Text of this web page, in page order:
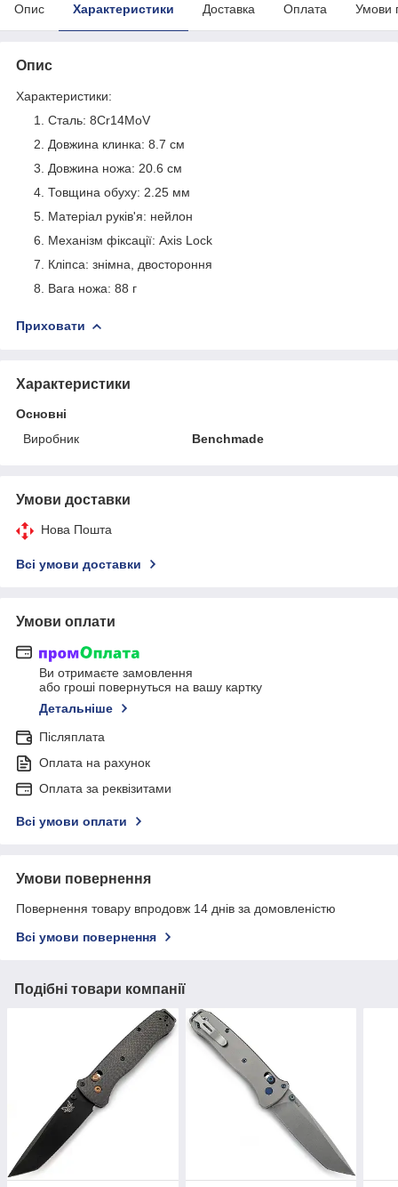
Опис Характеристики Доставка Оплата Умови
Опис
Характеристики:
Сталь: 8Cr14MoV
Довжина клинка: 8.7 см
Довжина ножа: 20.6 см
Товщина обуху: 2.25 мм
Матеріал руків'я: нейлон
Механізм фіксації: Axis Lock
Кліпса: знімна, двостороння
Вага ножа: 88 г
Приховати
Характеристики
Основні
Виробник
Benchmade
Умови доставки
Нова Пошта
Всі умови доставки
Умови оплати
Ви отримаєте замовлення
або гроші повернуться на вашу картку
Детальніше
Післяплата
Оплата на рахунок
Оплата за реквізитами
Всі умови оплати
Умови повернення
Повернення товару впродовж 14 днів за домовленістю
Всі умови повернення
Подібні товари компанії